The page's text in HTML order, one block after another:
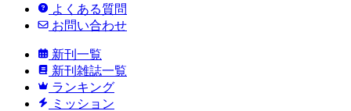
よくある質問
お問い合わせ
新刊一覧
新刊雑誌一覧
ランキング
ミッション